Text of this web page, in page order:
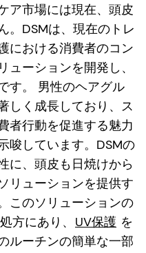
ア市場には現在、頭皮
。DSMは、現在のトレ
における消費者のコン
ーションを開発し、
す。 男性のヘアグル
しく成長しており、ス
者行動を促進する魅力
唆しています。DSMの
に、頭皮も日焼けから
リューションを提供す
このソリューションの
方にあり、 UV保護 を
ルーチンの簡単な一部